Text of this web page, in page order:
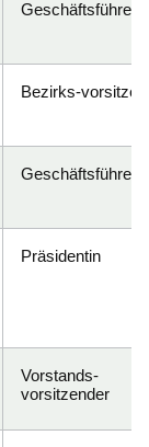
Geschäftsführerin
Bezirks-
Geschäftsführer
Präsidentin
Vorstands-
vorsitzender